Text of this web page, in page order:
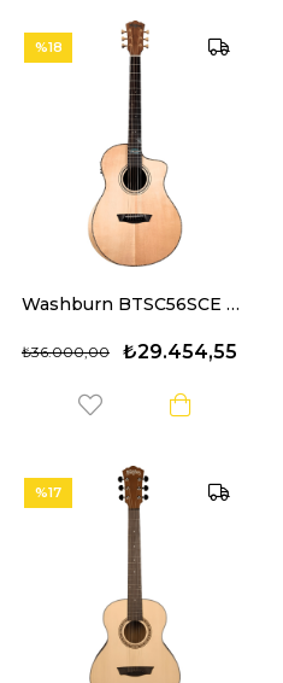
Washburn BTSC56SCE Bella Tono Allure SC56SCE Akustik Gitar
₺29.454,55
₺36.000,00
%18
%17